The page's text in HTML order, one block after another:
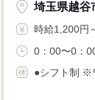
埼玉県越谷
時給1,200円
0：00〜0：
●シフト制 ※